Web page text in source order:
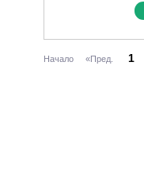
Начало «Пред. 1